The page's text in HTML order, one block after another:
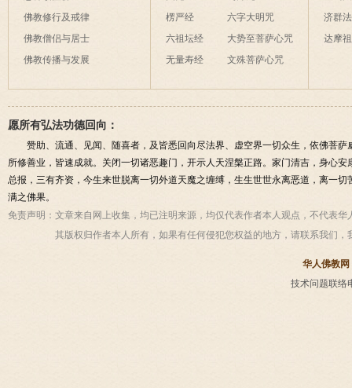
佛教修行及戒律
佛教僧侣与居士
佛教传播与发展
楞严经
六祖坛经
无量寿经
六字大明咒
大势至菩萨心咒
文殊菩萨心咒
济群
达摩
愿所有弘法功德回向：
赞助、流通、见闻、随喜者，及皆悉回向尽法界、虚空界一切众生，依佛菩
所修善业，皆速成就。关闭一切诸恶趣门，开示人天涅槃正路。家门清吉，身心
总报，三有齐资，今生来世脱离一切外道天魔之缠缚，生生世世永离恶道，离一
满之佛果。
免责声明： 文章来自网上收集，均已注明来源，均仅代表作者本人观点，不代表
其版权归作者本人所有，如果有任何侵犯您权益的地方，请联系我们，
华人佛教网
技术问题联络